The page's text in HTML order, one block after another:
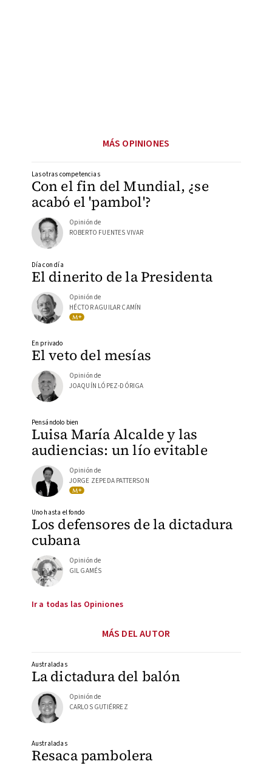
MÁS OPINIONES
Con el fin del Mundial, ¿se
acabó el 'pambol'?
Las otras competencias
Opinión de
ROBERTO FUENTES VIVAR
El dinerito de la Presidenta
Día con día
Opinión de
HÉCTOR AGUILAR CAMÍN
El veto del mesías
En privado
Opinión de
JOAQUÍN LÓPEZ-DÓRIGA
Luisa María Alcalde y las
audiencias: un lío evitable
Pensándolo bien
Opinión de
JORGE ZEPEDA PATTERSON
Los defensores de la dictadura
cubana
Uno hasta el fondo
Opinión de
GIL GAMÉS
Ir a todas las Opiniones
MÁS DEL AUTOR
La dictadura del balón
Australadas
Opinión de
CARLOS GUTIÉRREZ
Resaca pambolera
Australadas